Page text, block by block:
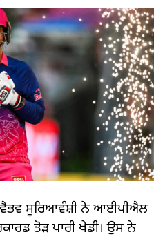
ਸੂਰਿਆਵੰਸ਼ੀ ਨੇ ਆਈਪੀਐਲ
ਤੋੜ ਪਾਰੀ ਖੇਡੀ। ਉਸ ਨੇ